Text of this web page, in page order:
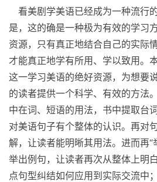
看美剧学美语已经成为一种流行
是，这的确是一种极为有效的学习
资源，只有真正地结合自己的实际
才能真正地学有所用、学以致用。
这一学习美语的绝好资源，为想要
的读者提供一个科学、有效的方法
中在词、短语的用法，书中提取台
对美语句子有个整体的认识。再对
解，让读者能明晰其用法。进而再“
举出例句，让读者再次从整体上明
点句型纠结如何应用到实际交流中